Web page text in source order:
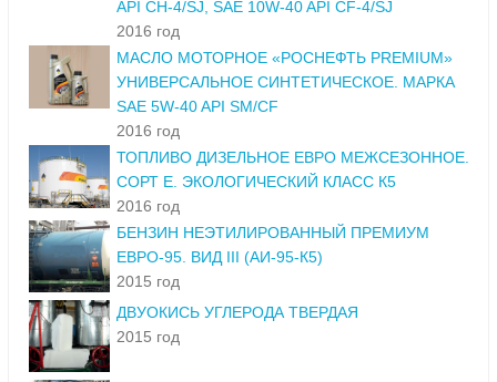
API CH-4/SJ, SAE 10W-40 API CF-4/SJ
2016 год
МАСЛО МОТОРНОЕ «РОСНЕФТЬ PREMIUM»
УНИВЕРСАЛЬНОЕ СИНТЕТИЧЕСКОЕ. МАРКА
SAE 5W-40 API SM/CF
2016 год
ТОПЛИВО ДИЗЕЛЬНОЕ ЕВРО МЕЖСЕЗОННОЕ.
СОРТ Е. ЭКОЛОГИЧЕСКИЙ КЛАСС К5
2016 год
БЕНЗИН НЕЭТИЛИРОВАННЫЙ ПРЕМИУМ
ЕВРО-95. ВИД III (АИ-95-К5)
2015 год
ДВУОКИСЬ УГЛЕРОДА ТВЕРДАЯ
2015 год